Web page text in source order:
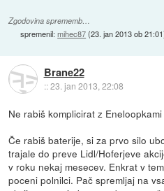
Zgodovina sprememb…
spremenil:mihec87(23. jan 2013 ob 21:01
Brane22
::23. jan 2013, 22:08
Ne rabiš komplicirat z
Če rabiš baterije, si za prvo silo
trajale do preve Lidl/Hoferjeve
v roku nekaj mesecev. Enkrat v
poceni polnilci. Pač spremljaj na